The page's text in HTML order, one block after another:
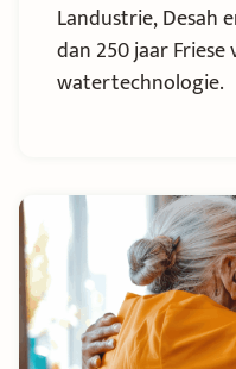
Landustrie, Desah
dan 250 jaar
watertechnologie.